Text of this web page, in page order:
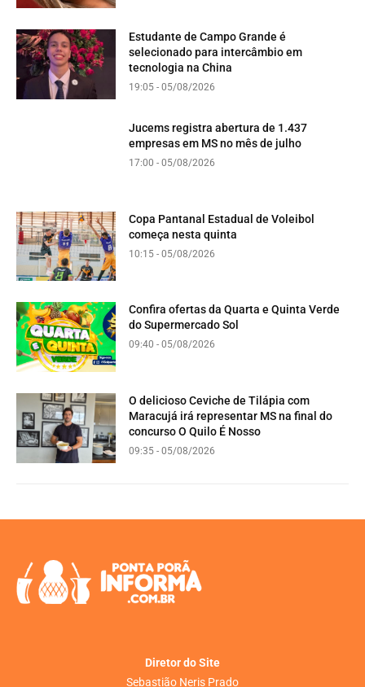
Estudante de Campo Grande é
selecionado para intercâmbio em
tecnologia na China
19:05 - 05/08/2026
Jucems registra abertura de 1.437
empresas em MS no mês de julho
17:00 - 05/08/2026
Copa Pantanal Estadual de Voleibol
começa nesta quinta
10:15 - 05/08/2026
Confira ofertas da Quarta e Quinta Verde
do Supermercado Sol
09:40 - 05/08/2026
O delicioso Ceviche de Tilápia com
Maracujá irá representar MS na final do
concurso O Quilo É Nosso
09:35 - 05/08/2026
Diretor do Site
Sebastião Neris Prado